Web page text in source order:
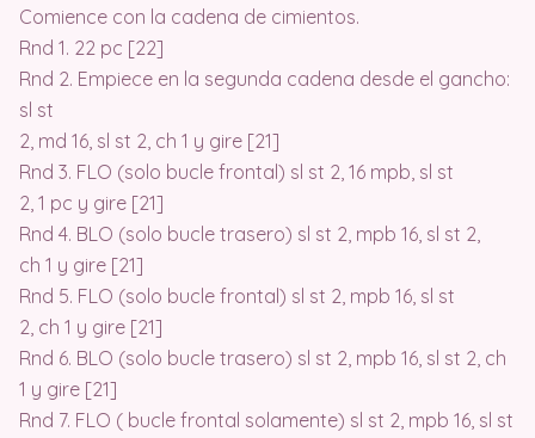
Comience con la cadena de cimientos.
Rnd 1. 22 pc [22]
Rnd 2. Empiece en la segunda cadena desde el gancho:
sl st
2, md 16, sl st 2, ch 1 y gire [21]
Rnd 3. FLO (solo bucle frontal) sl st 2, 16 mpb, sl st
2, 1 pc y gire [21]
Rnd 4. BLO (solo bucle trasero) sl st 2, mpb 16, sl st 2,
ch 1 y gire [21]
Rnd 5. FLO (solo bucle frontal) sl st 2, mpb 16, sl st
2, ch 1 y gire [21]
Rnd 6. BLO (solo bucle trasero) sl st 2, mpb 16, sl st 2, ch
1 y gire [21]
Rnd 7. FLO ( bucle frontal solamente) sl st 2, mpb 16, sl st